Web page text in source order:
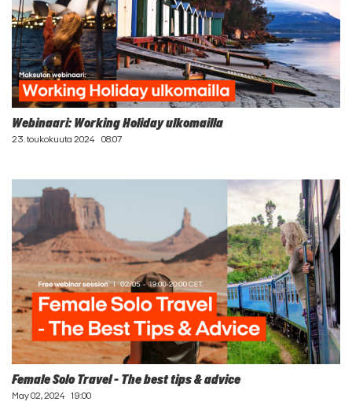
Webinaari: Working Holiday ulkomailla
23. toukokuuta 2024 08:07
Female Solo Travel - The best tips & advice
May 02, 2024 19:00